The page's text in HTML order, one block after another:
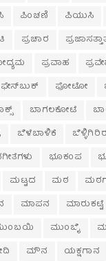
ಪಿಂಚಣಿ ಪಿಯುಸಿ
ಪ್ರಚಾರ
ಪ್ರವಾಹ
ಫೇಸ್‌ಬುಕ್ ಫೋಟೋ
ಬಾಗಲಕೋಟೆ
ಬೆಳೆಬಾಳಿಕೆ
ಭೂಕಂಪ
ಮಟ್ಟದ ಮಠ
ಮಾಪನ ಮಾರುಕಟ್ಟೆ
ಮುಂಬೈ
ಮೌನ ಯಕ್ಷಗಾನ